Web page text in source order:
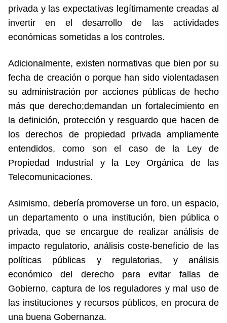
privada y las expectativas legítimamente creadas al
invertir en el desarrollo de las actividades
económicas sometidas a los controles.
Adicionalmente, existen normativas que bien por su
fecha de creación o porque han sido violentadasen
su administración por acciones públicas de hecho
más que derecho;demandan un fortalecimiento en
la definición, protección y resguardo que hacen de
los derechos de propiedad privada ampliamente
entendidos, como son el caso de la Ley de
Propiedad Industrial y la Ley Orgánica de las
Telecomunicaciones.
Asimismo, debería promoverse un foro, un espacio,
un departamento o una institución, bien pública o
privada, que se encargue de realizar análisis de
impacto regulatorio, análisis coste-beneficio de las
políticas públicas y regulatorias, y análisis
económico del derecho para evitar fallas de
Gobierno, captura de los reguladores y mal uso de
las instituciones y recursos públicos, en procura de
una buena Gobernanza.